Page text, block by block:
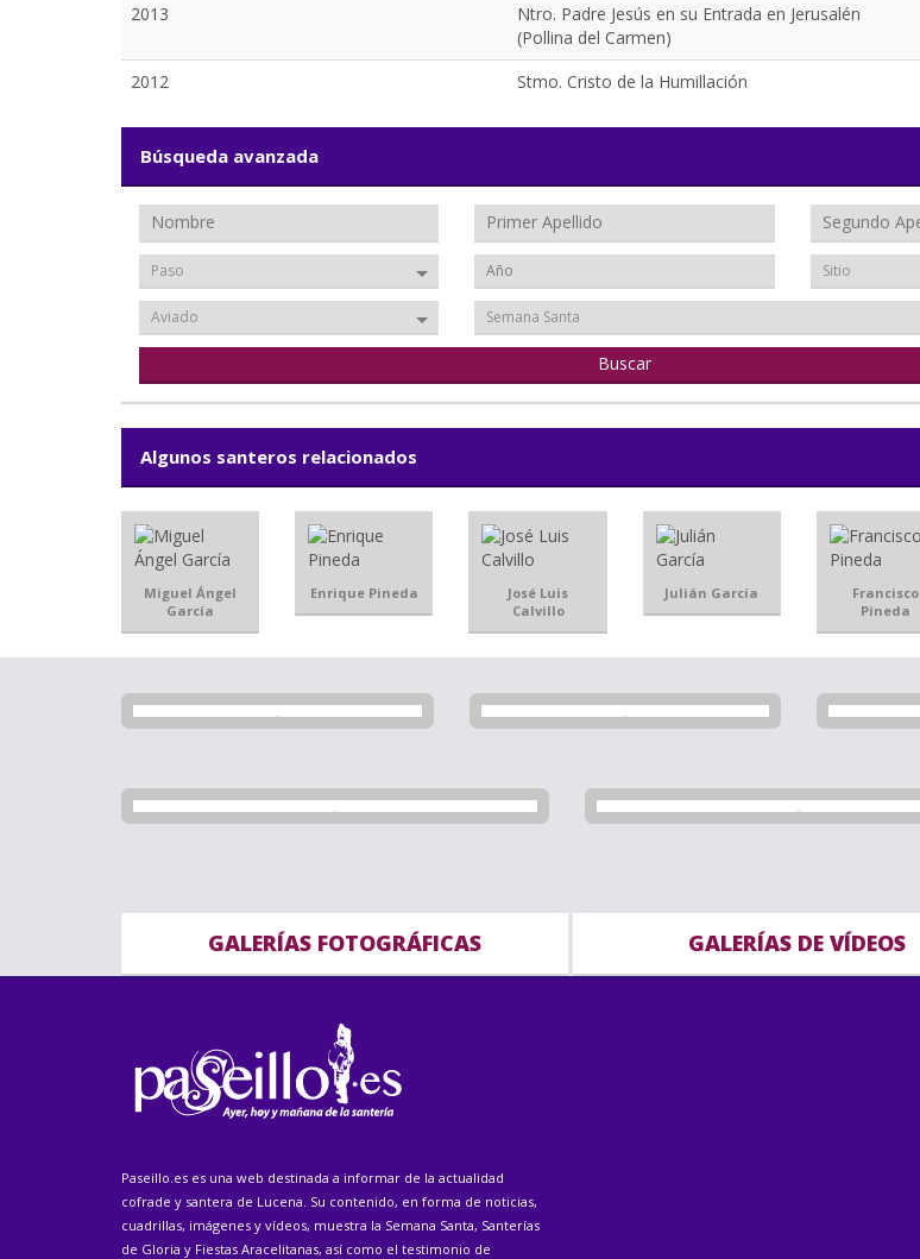
2013
Ntro. Padre Jesús en su Entrada en Jerusalén
(Pollina del Carmen)
2012 Stmo. Cristo de la Humillación
Búsqueda avanzada
Paso Sitio
Aviado Semana Santa
Algunos santeros relacionados
Miguel Ángel
García
Enrique Pineda
José Luis
Calvillo
Julián García
Francisco
Pineda
GALERÍAS FOTOGRÁFICAS GALERÍAS DE VÍDEOS
Paseillo.es es una web destinada a informar de la actualidad
cofrade y santera de Lucena. Su contenido, en forma de noticias,
cuadrillas, imágenes y vídeos, muestra la Semana Santa, Santerías
de Gloria y Fiestas Aracelitanas, así como el testimonio de